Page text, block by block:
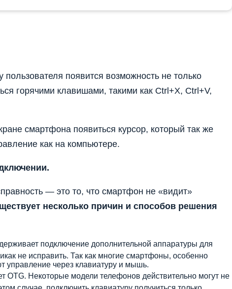
появится возможность не только
горячими клавишами, такими как Ctrl+X, Ctrl+V,
смартфона появиться курсор, который так же
как на компьютере.
— это то, что смартфон не «видит»
несколько причин и способов решения
подключение дополнительной аппаратуры для
не исправить. Так как многие смартфоны, особенно
управление через клавиатуру и мышь.
OTG. Некоторые модели телефонов действительно могут не